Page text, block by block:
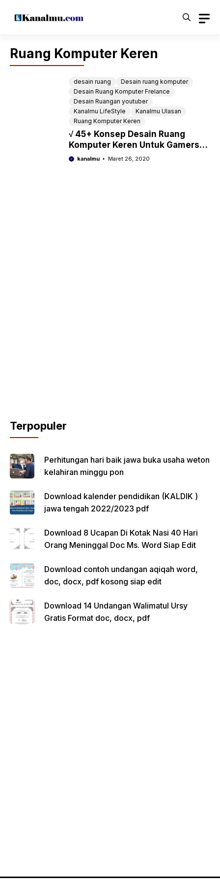
Ruang Komputer Keren
desain ruang
Desain ruang komputer
Desain Ruang Komputer Frelance
Desain Ruangan youtuber
Kanalmu LifeStyle
Kanalmu Ulasan
Ruang Komputer Keren
√ 45+ Konsep Desain Ruang
Komputer Keren Untuk Gamers,
Youtuber, Freelance,
kanalmu Maret 26, 2020
Terpopuler
Perhitungan hari baik jawa buka usaha weton
kelahiran minggu pon
Download kalender pendidikan (KALDIK )
jawa tengah 2022/2023 pdf
Download 8 Ucapan Di Kotak Nasi 40 Hari
Orang Meninggal Doc Ms. Word Siap Edit
Download contoh undangan aqiqah word,
doc, docx, pdf kosong siap edit
Download 14 Undangan Walimatul Ursy
Gratis Format doc, docx, pdf